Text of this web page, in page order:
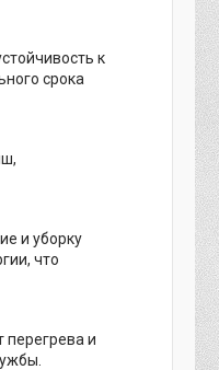
к
срока
и уборку
что
перегрева и